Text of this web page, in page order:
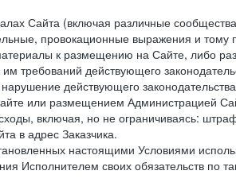
Сайта (включая различные
провокационные выражения и тому
к размещению на Сайте, либо
им требований действующего
нарушение действующего
или размещением Администрацией
включая, но не ограничиваясь:
в адрес Заказчика.
настоящими Условиями
Исполнителем своих обязательств по